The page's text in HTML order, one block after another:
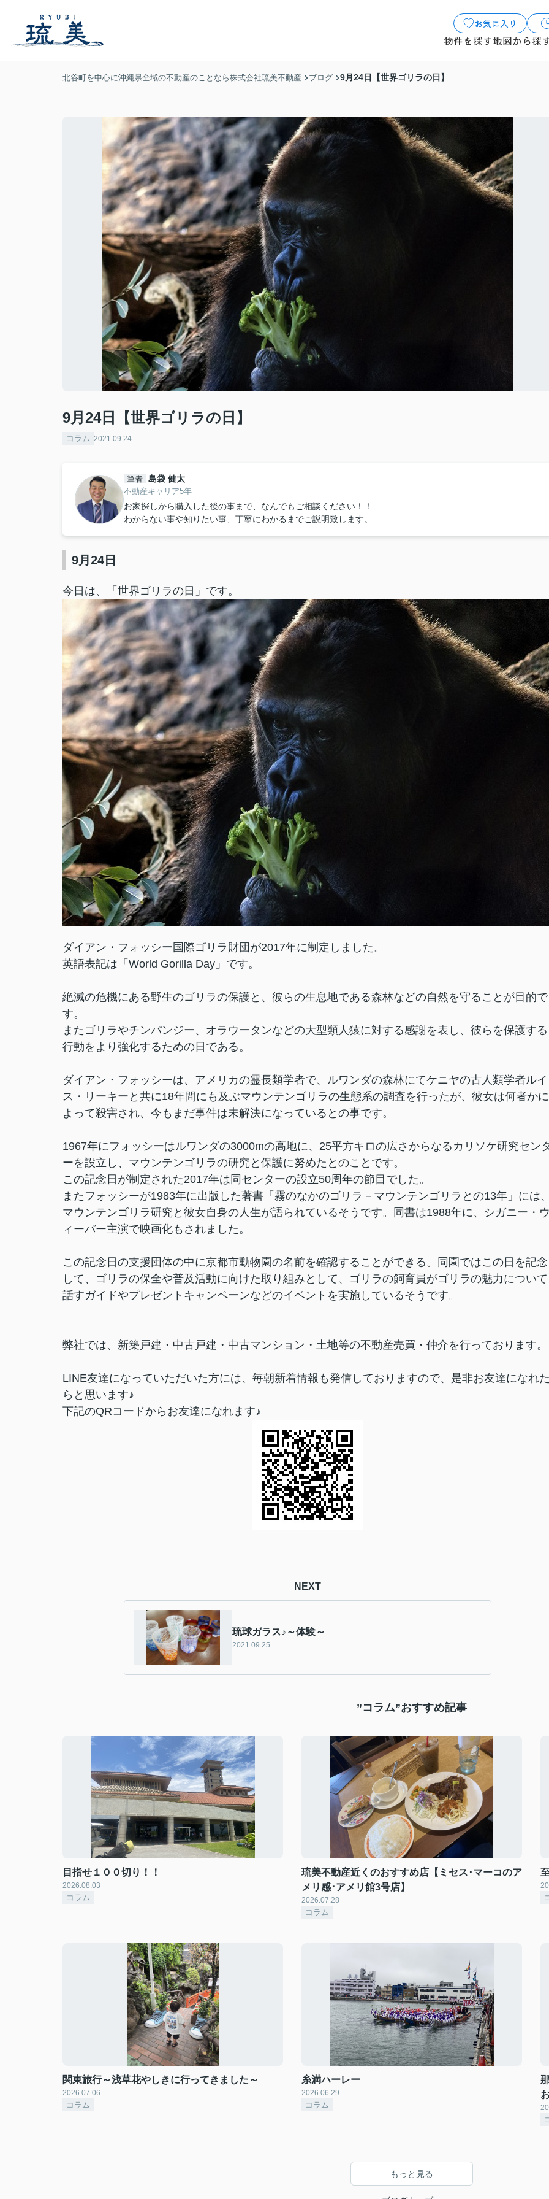
お気に入り
物件を探す地図から探
北谷町を中心に沖縄県全域の不動産のことなら株式会社琉美不動産 ブログ 9月24日【世界ゴリラの日】
9月24日【世界ゴリラの日】
コラム 2021.09.24
筆者 島袋 健太
不動産キャリア5年
お家探しから購入した後の事まで、なんでもご相談ください！！
わからない事や知りたい事、丁寧にわかるまでご説明致します。
9月24日
今日は、「世界ゴリラの日」です。
ダイアン・フォッシー国際ゴリラ財団が2017年に制定しました。
英語表記は「World Gorilla Day」です。
絶滅の危機にある野生のゴリラの保護と、彼らの生息地である森林などの自然を守ることが目的で
す。
またゴリラやチンパンジー、オラウータンなどの大型類人猿に対する感謝を表し、彼らを保護する
行動をより強化するための日である。
ダイアン・フォッシーは、アメリカの霊長類学者で、ルワンダの森林にてケニヤの古人類学者ルイ
ス・リーキーと共に18年間にも及ぶマウンテンゴリラの生態系の調査を行ったが、彼女は何者かに
よって殺害され、今もまだ事件は未解決になっているとの事です。
1967年にフォッシーはルワンダの3000mの高地に、25平方キロの広さからなるカリソケ研究セン
ーを設立し、マウンテンゴリラの研究と保護に努めたとのことです。
この記念日が制定された2017年は同センターの設立50周年の節目でした。
またフォッシーが1983年に出版した著書「霧のなかのゴリラ－マウンテンゴリラとの13年」には
マウンテンゴリラ研究と彼女自身の人生が語られているそうです。同書は1988年に、シガニー・
ィーバー主演で映画化もされました。
この記念日の支援団体の中に京都市動物園の名前を確認することができる。同園ではこの日を記念
して、ゴリラの保全や普及活動に向けた取り組みとして、ゴリラの飼育員がゴリラの魅力について
話すガイドやプレゼントキャンペーンなどのイベントを実施しているそうです。
弊社では、新築戸建・中古戸建・中古マンション・土地等の不動産売買・仲介を行っております。
LINE友達になっていただいた方には、毎朝新着情報も発信しておりますので、是非お友達になれ
らと思います♪
下記のQRコードからお友達になれます♪
NEXT
琉球ガラス♪～体験～
2021.09.25
”コラム”おすすめ記事
目指せ１００切り！！
2026.08.03
コラム
琉美不動産近くのおすすめ店【ミセス･マーコのア
メリ感･アメリ館3号店】
2026.07.28
コラム
関東旅行～浅草花やしきに行ってきました～
2026.07.06
コラム
糸満ハーレー
2026.06.29
コラム
もっと見る